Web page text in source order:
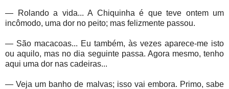
— Rolando a vida... A Chiquinha é que teve ontem um
incômodo, uma dor no peito; mas felizmente passou.
— São macacoas... Eu também, às vezes aparece-me isto
ou aquilo, mas no dia seguinte passa. Agora mesmo, tenho
aqui uma dor nas cadeiras...
— Veja um banho de malvas; isso vai embora. Primo, sabe